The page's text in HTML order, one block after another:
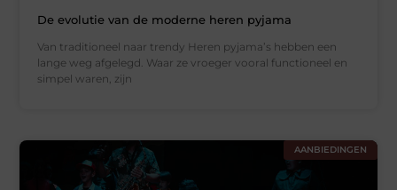
De evolutie van de moderne heren pyjama
Van traditioneel naar trendy Heren pyjama’s hebben een
lange weg afgelegd. Waar ze vroeger vooral functioneel en
simpel waren, zijn
AANBIEDINGEN